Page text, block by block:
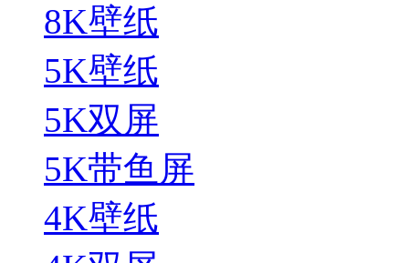
8K壁纸
5K壁纸
5K双屏
5K带鱼屏
4K壁纸